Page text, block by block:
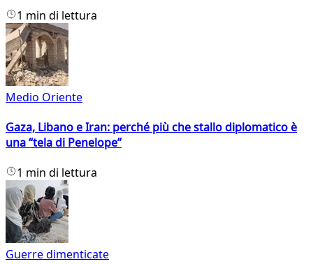
1 min di lettura
Medio Oriente
Gaza, Libano e Iran: perché più che stallo diplomatico è
una “tela di Penelope”
1 min di lettura
Guerre dimenticate